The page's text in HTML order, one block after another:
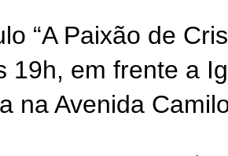
“A Paixão de
19h, em frente a
naAvenida Camil